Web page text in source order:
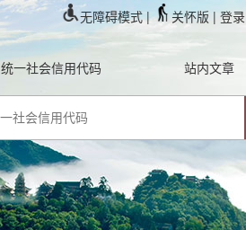
无障碍模式 | 关怀版 | 登录
统一社会信用代码 站内文章